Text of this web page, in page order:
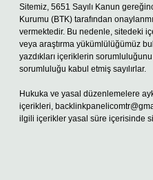
Sitemiz, 5651 Sayılı Kanun
Kurumu (BTK) tarafından
vermektedir. Bu nedenle, sitedeki
veya araştırma yükümlülüğümüz
yazdıkları içeriklerin
sorumluluğu kabul etmiş sayılırlar.
Hukuka ve yasal düzenlemelere
içerikleri,
ilgili içerikler yasal süre içerisinde